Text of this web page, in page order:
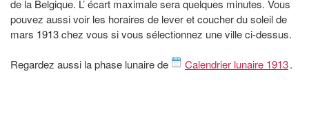
de la Belgique. L’ écart maximale sera quelques minutes. Vous
pouvez aussi voir les horaires de lever et coucher du soleil de
mars 1913 chez vous si vous sélectionnez une ville ci-dessus.
Regardez aussi la phase lunaire de Calendrier lunaire 1913.